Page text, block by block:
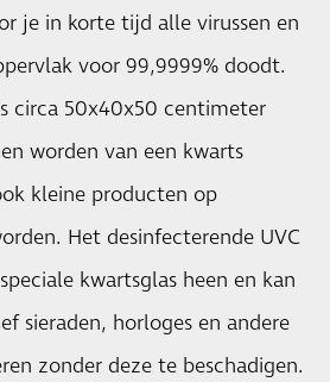
je in korte tijd alle virussen en
voor 99,9999% doodt.
circa 50x40x50 centimeter
worden van een kwarts
kleine producten op
Het desinfecterende UVC
kwartsglas heen en kan
sieraden, horloges en andere
zonder deze te beschadigen.